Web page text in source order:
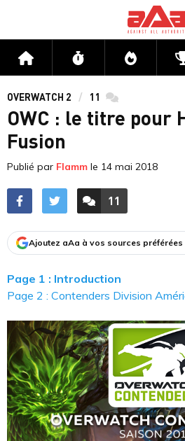
Accueil Flux Directs
OVERWATCH 2 11 commentaires
OWC : le titre pour
Fusion
Publié par Flamm le 14 mai 2018
ACCÉDER AUX
11
Ajoutez aAa à vos sources préférées
Page 1 : Introduction
Page 2 : Contenders Division